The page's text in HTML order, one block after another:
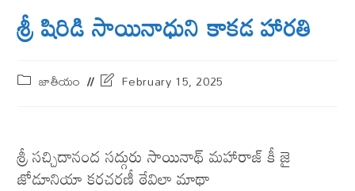
శ్రీ షిరిడి సాయినాధుని కాకడ హారతి
జాతీయం February 15, 2025
శ్రీ సచ్చిదానంద సద్గురు సాయినాథ్ మహారాజ్ కీ జై
జోడూనియా కరచరణీ ఠేవిలా మాథా